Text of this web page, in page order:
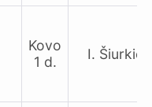
Kovo
1 d.
I.